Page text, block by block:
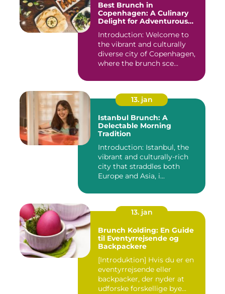
Best Brunch in
Copenhagen: A Culinary
Delight for Adventurous
Introduction: Welcome to
the vibrant and culturally
diverse city of Copenhagen,
where the brunch sce...
13. jan
Istanbul Brunch: A
Delectable Morning
Tradition
Introduction: Istanbul, the
vibrant and culturally-rich
city that straddles both
Europe and Asia, i...
13. jan
Brunch Kolding: En Guide
til Eventyrrejsende og
Backpackere
[Introduktion] Hvis du er en
eventyrrejsende eller
backpacker, der nyder at
udforske forskellige bye...